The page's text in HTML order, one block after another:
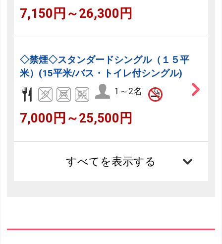
7,150円～26,300円
◇禁煙◇スタンダードシングル（１５平
米）(15平米/バス・トイレ付シングル)
1～2名
7,000円～25,500円
すべてを表示する